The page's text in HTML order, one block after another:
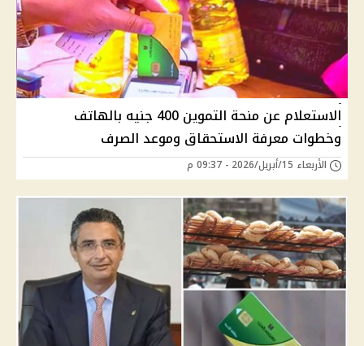
الاستعلام عن منحة التموين 400 جنيه بالهاتف
وخطوات معرفة الاستحقاق وموعد الصرف
الأربعاء 15/أبريل/2026 - 09:37 م